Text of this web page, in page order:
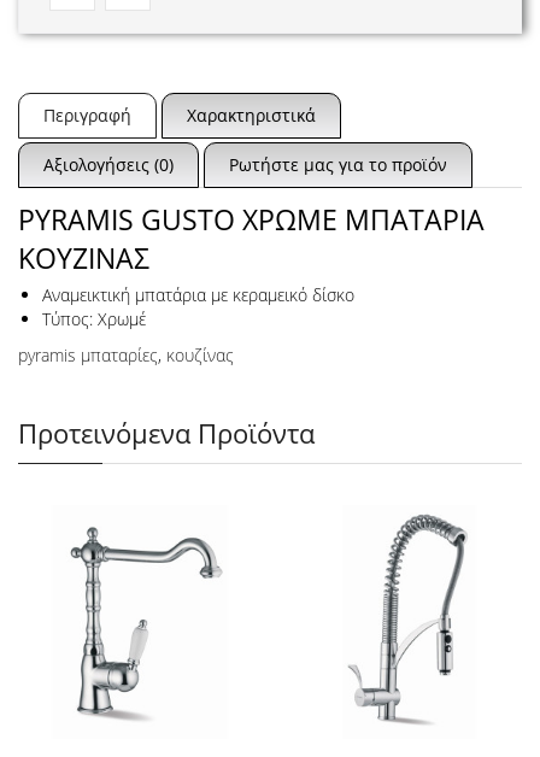
Περιγραφή Χαρακτηριστικά
Αξιολογήσεις (0) Ρωτήστε μας για το προϊόν
PYRAMIS GUSTO ΧΡΩΜΕ ΜΠΑΤΑΡΙΑ
ΚΟΥΖΙΝΑΣ
Αναμεικτική μπατάρια με κεραμεικό δίσκο
Τύπος: Χρωμέ
pyramis μπαταρίες, κουζίνας
Προτεινόμενα Προϊόντα